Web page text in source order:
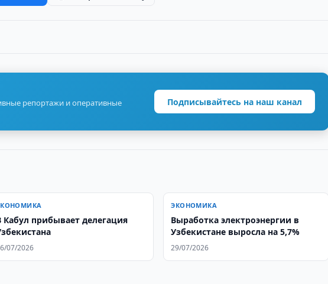
репортажи и оперативные
Подписывайтесь на наш канал
Кабул прибывает делегация
07/2026
ЭКОНОМИКА
Выработка электроэнергии в
Узбекистане выросла на 5,7%
29/07/2026